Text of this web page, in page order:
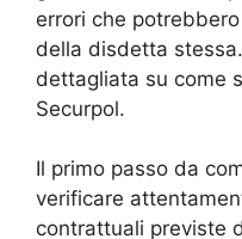
errori che
della disdetta
dettagliata su come
Securpol.
Il primo passo da
verificare
contrattuali previste